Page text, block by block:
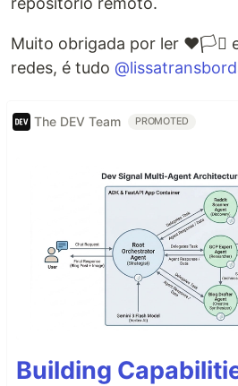
Muito obrigada por ler ❤️🏳️‍⚧️
redes, é tudo
The DEV Team PROMOTED
Building